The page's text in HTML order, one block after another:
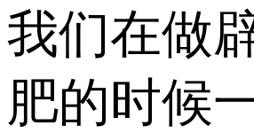
我们在做
肥的时候